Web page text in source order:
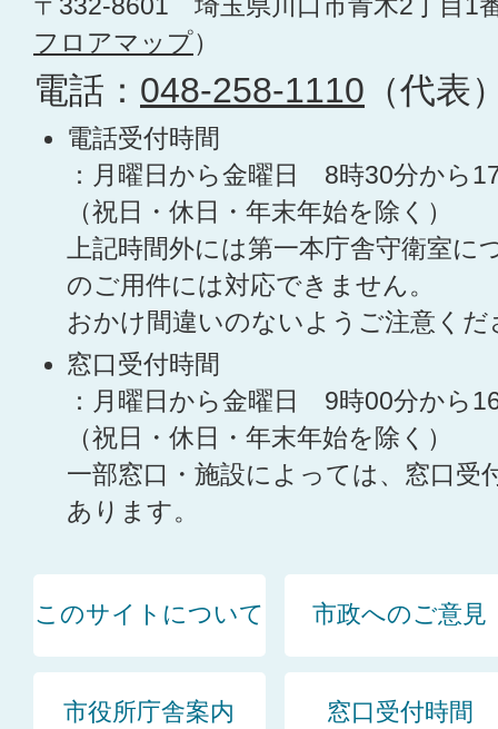
〒332-8601 埼玉県川口市青木2丁目1
フロアマップ）
電話： 048-258-1110 （代表
電話受付時間
：月曜日から金曜日 8時30分から
（祝日・休日・年末年始を除く）
上記時間外には第一本庁舎守衛室に
のご用件には対応できません。
おかけ間違いのないようご注意くだ
窓口受付時間
：月曜日から金曜日 9時00分から
（祝日・休日・年末年始を除く）
一部窓口・施設によっては、窓口受
あります。
このサイトについて 市政へのご意見
市役所庁舎案内 窓口受付時間